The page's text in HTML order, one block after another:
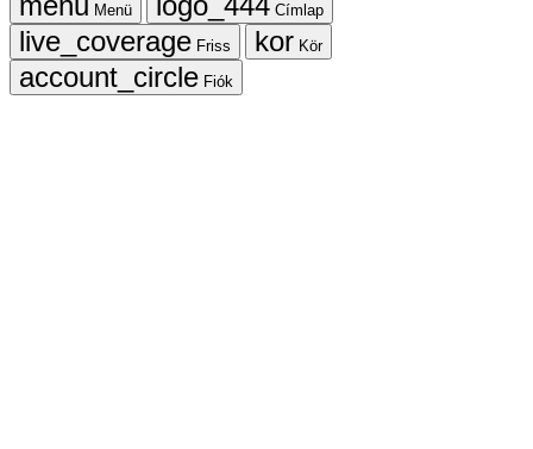
Menü
Címlap
Friss
Kör
Fiók